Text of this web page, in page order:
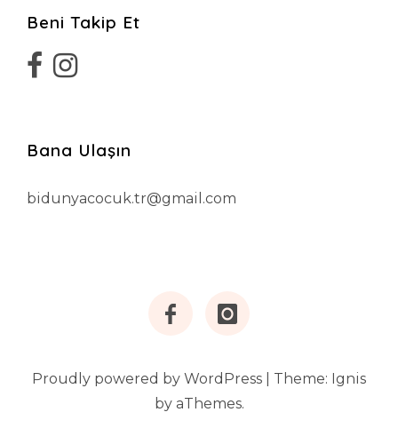
Beni Takip Et
Bana Ulaşın
bidunyacocuk.tr@gmail.com
FacebookInstagram
Proudly powered by WordPress Theme: Ignis
by aThemes.